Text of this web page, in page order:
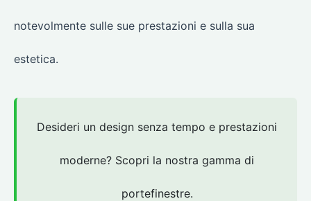
notevolmente sulle sue prestazioni e sulla sua
estetica.
Desideri un design senza tempo e prestazioni
moderne? Scopri la nostra gamma di
portefinestre.